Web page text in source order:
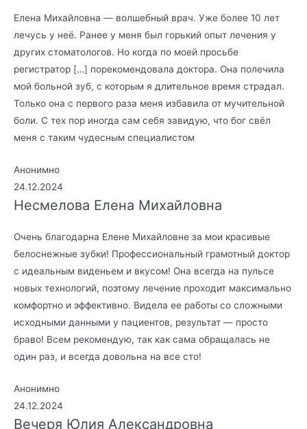
Елена Михайловна — волшебный врач. Уже более 10 лет
лечусь у неё. Ранее у меня был горький опыт лечения у
других стоматологов. Но когда по моей просьбе
регистратор […] порекомендовала доктора. Она полечила
мой больной зуб, с которым я длительное время страдал.
Только она с первого раза меня избавила от мучительной
боли. С тех пор иногда сам себя завидую, что бог свёл
меня с таким чудесным специалистом
Анонимно
24.12.2024
Несмелова Елена Михайловна
Очень благодарна Елене Михайловне за мои красивые
белоснежные зубки! Профессиональный грамотный доктор
с идеальным виденьем и вкусом! Она всегда на пульсе
новых технологий, поэтому лечение проходит максимально
комфортно и эффективно. Видела ее работы со сложными
исходными данными у пациентов, результат — просто
браво! Всем рекомендую, так как сама обращалась не
один раз, и всегда довольна на все сто!
Анонимно
24.12.2024
Вечеря Юлия Александровна